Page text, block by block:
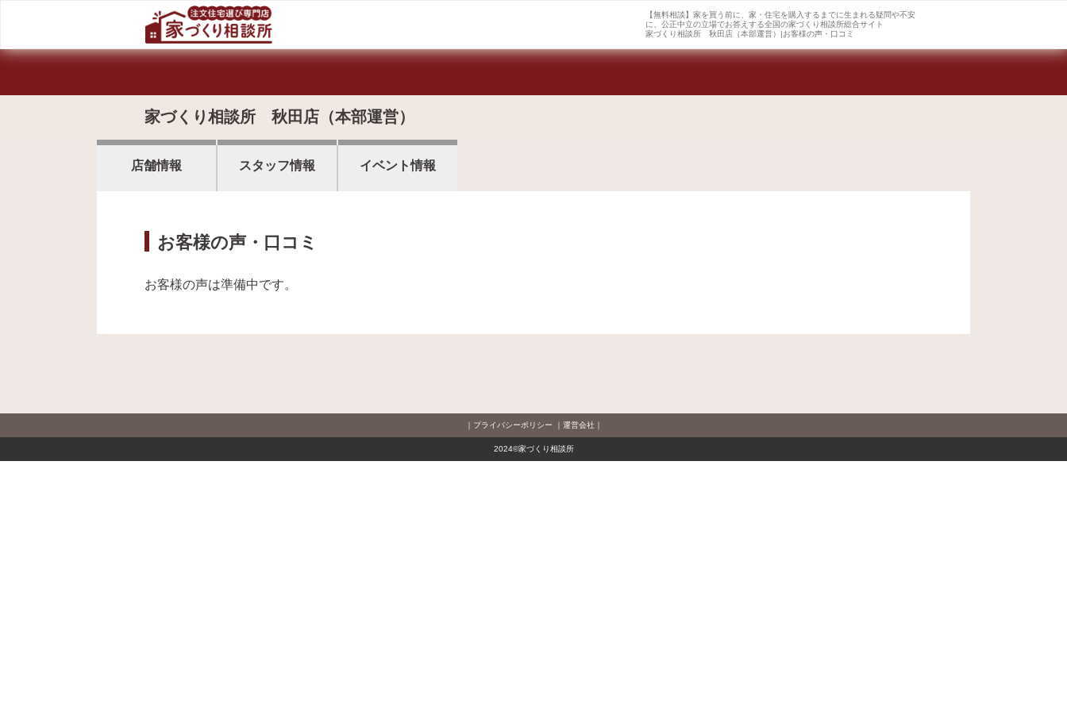
【無料相談】家を買う前に、家・住宅を購入するまでに生まれる疑問や不安
に、公正中立の立場でお答えする全国の家づくり相談所総合サイト
家づくり相談所 秋田店（本部運営）|お客様の声・口コミ
家づくり相談所 秋田店（本部運営）
店舗情報 スタッフ情報 イベント情報
お客様の声・口コミ
お客様の声は準備中です。
プライバシーポリシー 運営会社
2024©家づくり相談所